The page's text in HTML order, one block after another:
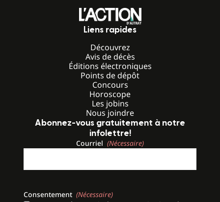
Liens rapides
Découvrez
Avis de décès
Éditions électroniques
Points de dépôt
Concours
Horoscope
Les jobins
Nous joindre
Abonnez-vous gratuitement à notre
infolettre!
Courriel (Nécessaire)
Consentement (Nécessaire)